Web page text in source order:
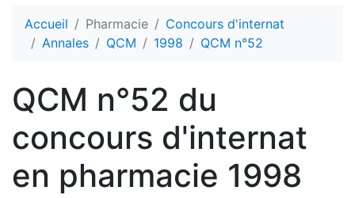
Accueil Pharmacie
Concours d'internat
Annales
QCM 1998 QCM n°52
QCM n°52 du
concours d'internat
en pharmacie 1998